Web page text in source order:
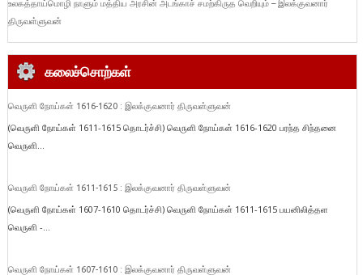
உலகத்தாய்மொழி நாளும் மத்திய அரசின் அடங்காச் சமற்கிருத வெறியும் – இலக்குவனார்
திருவள்ளுவன்
கலைச்சொற்கள்
வெருளி நோய்கள் 1616-1620 : இலக்குவனார் திருவள்ளுவன்
(வெருளி நோய்கள் 1611-1615 தொடர்ச்சி) வெருளி நோய்கள் 1616-1620 பரந்த சிந்தனை
வெருளி...
வெருளி நோய்கள் 1611-1615 : இலக்குவனார் திருவள்ளுவன்
(வெருளி நோய்கள் 1607-1610 தொடர்ச்சி) வெருளி நோய்கள் 1611-1615 பயனிலித்தள
வெருளி -...
வெருளி நோய்கள் 1607-1610 : இலக்குவனார் திருவள்ளுவன்